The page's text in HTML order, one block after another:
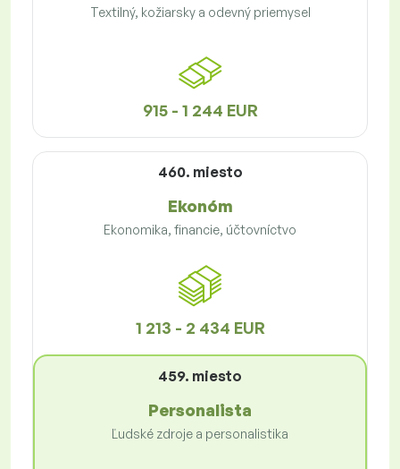
Textilný, kožiarsky a odevný priemysel
915 - 1 244 EUR
460. miesto
Ekonóm
Ekonomika, financie, účtovníctvo
1 213 - 2 434 EUR
459. miesto
Personalista
Ľudské zdroje a personalistika